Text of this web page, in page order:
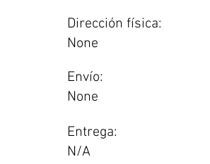
Dirección física:
None
Envío:
None
Entrega:
N/A